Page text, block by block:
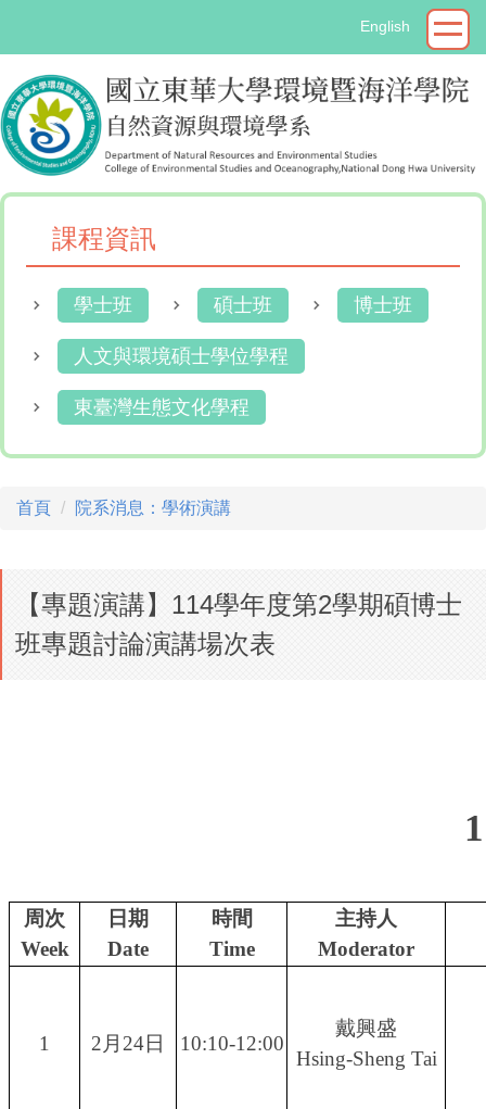
要
內
容
區
English
課程資訊
學士班 碩士班 博士班
人文與環境碩士學位學程
東臺灣生態文化學程
首頁 院系消息：學術演講
【專題演講】114學年度第2學期碩博士
班專題討論演講場次表
周次
Week
日期
Date
時間
Time
主持人
Moderator
1 2月24日 10:10-12:00
戴興盛
Hsing-Sheng Tai